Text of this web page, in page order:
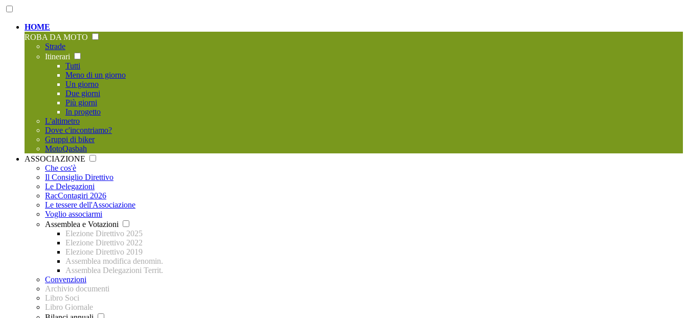
HOME
ROBA DA MOTO
Strade
Itinerari
Tutti
Meno di un giorno
Un giorno
Due giorni
Più giorni
In progetto
L'altimetro
Dove c'incontriamo?
Gruppi di biker
MotoQasbah
ASSOCIAZIONE
Che cos'è
Il Consiglio Direttivo
Le Delegazioni
RacContagiri 2026
Le tessere dell'Associazione
Voglio associarmi
Assemblea e Votazioni
Elezione Direttivo 2025
Elezione Direttivo 2022
Elezione Direttivo 2019
Assemblea modifica denomin.
Assemblea Delegazioni Territ.
Convenzioni
Archivio documenti
Libro Soci
Libro Giornale